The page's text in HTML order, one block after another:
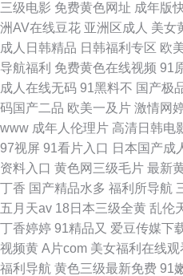
三级电影 免费黄色网址 成年版
洲AV在线豆花 亚洲区成人 美女
成人日韩精品 日韩福利专区 欧
导航福利 免费黄色在线视频 91
成人在线无码 91黑料不 国产极
码国产二品 欧美一及片 激情网
www 成年人伦理片 高清日韩电
97视屏 91看片入口 日本国产成
资料入口 黄色网三级毛片 最新
丁香 国产精品水多 福利所导航
五月天av 18日本三级全黄 乱伦
丁香婷婷 91精品又 爱豆传媒下
视频黄 A片com 美女福利在线观
福利导航 黄色三级最新免费 91